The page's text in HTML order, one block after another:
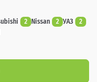
2 Nissan 2 УАЗ
2